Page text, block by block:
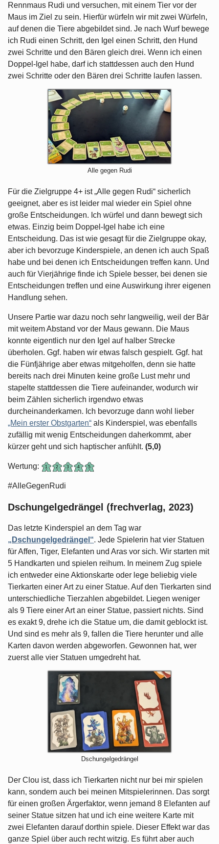
Rennmaus Rudi und versuchen, mit einem Tier vor der
Maus im Ziel zu sein. Hierfür würfeln wir mit zwei Würfeln,
auf denen die Tiere abgebildet sind. Je nach Wurf bewege
ich Rudi einen Schritt, den Igel einen Schritt, den Hund
zwei Schritte und den Bären gleich drei. Wenn ich einen
Doppel-Igel habe, darf ich stattdessen auch den Hund
zwei Schritte oder den Bären drei Schritte laufen lassen.
Alle gegen Rudi
Für die Zielgruppe 4+ ist „Alle gegen Rudi“ sicherlich
geeignet, aber es ist leider mal wieder ein Spiel ohne
große Entscheidungen. Ich würfel und dann bewegt sich
etwas. Einzig beim Doppel-Igel habe ich eine
Entscheidung. Das ist wie gesagt für die Zielgruppe okay,
aber ich bevorzuge Kinderspiele, an denen ich auch Spaß
habe und bei denen ich Entscheidungen treffen kann. Und
auch für Vierjährige finde ich Spiele besser, bei denen sie
Entscheidungen treffen und eine Auswirkung ihrer eigenen
Handlung sehen.
Unsere Partie war dazu noch sehr langweilig, weil der Bär
mit weitem Abstand vor der Maus gewann. Die Maus
konnte eigentlich nur den Igel auf halber Strecke
überholen. Ggf. haben wir etwas falsch gespielt. Ggf. hat
die Fünfjährige aber etwas mitgeholfen, denn sie hatte
bereits nach drei Minuten keine große Lust mehr und
stapelte stattdessen die Tiere aufeinander, wodurch wir
beim Zählen sicherlich irgendwo etwas
durcheinanderkamen. Ich bevorzuge dann wohl lieber
„Mein erster Obstgarten“ als Kinderspiel, was ebenfalls
zufällig mit wenig Entscheidungen daherkommt, aber
kürzer geht und sich haptischer anfühlt. (5,0)
Wertung:
#AlleGegenRudi
Dschungelgedrängel (frechverlag, 2023)
Das letzte Kinderspiel an dem Tag war
„Dschungelgedrängel“. Jede Spielerin hat vier Statuen
für Affen, Tiger, Elefanten und Aras vor sich. Wir starten mit
5 Handkarten und spielen reihum. In meinem Zug spiele
ich entweder eine Aktionskarte oder lege beliebig viele
Tierkarten einer Art zu einer Statue. Auf den Tierkarten sind
unterschiedliche Tierzahlen abgebildet. Liegen weniger
als 9 Tiere einer Art an einer Statue, passiert nichts. Sind
es exakt 9, drehe ich die Statue um, die damit geblockt ist.
Und sind es mehr als 9, fallen die Tiere herunter und alle
Karten davon werden abgeworfen. Gewonnen hat, wer
zuerst alle vier Statuen umgedreht hat.
Dschungelgedrängel
Der Clou ist, dass ich Tierkarten nicht nur bei mir spielen
kann, sondern auch bei meinen Mitspielerinnen. Das sorgt
für einen großen Ärgerfaktor, wenn jemand 8 Elefanten auf
seiner Statue sitzen hat und ich eine weitere Karte mit
zwei Elefanten darauf dorthin spiele. Dieser Effekt war das
ganze Spiel über auch recht witzig. Es führt aber auch